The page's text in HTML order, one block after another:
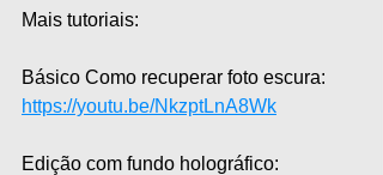
Mais tutoriais:
Básico Como recuperar foto escura:
https://youtu.be/NkzptLnA8Wk
Edição com fundo holográfico: